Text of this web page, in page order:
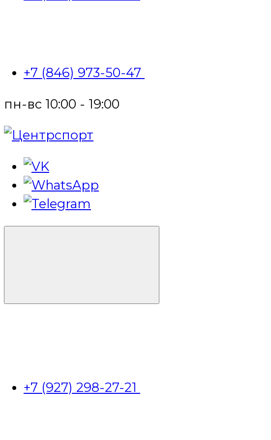
+7 (846) 973-50-47
пн-вс 10:00 - 19:00
+7 (927) 298-27-21